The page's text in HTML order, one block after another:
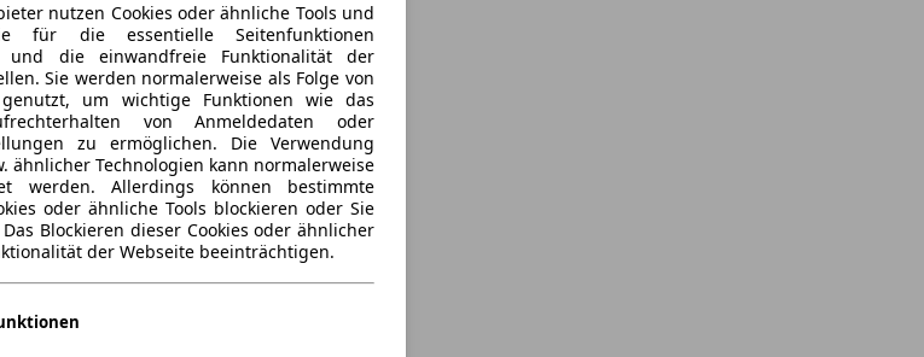
nutzen Cookies oder ähnliche Tools und
für die essentielle Seitenfunktionen
und die einwandfreie Funktionalität der
Sie werden normalerweise als Folge von
genutzt, um wichtige Funktionen wie das
von Anmeldedaten oder
zu ermöglichen. Die Verwendung
ähnlicher Technologien kann normalerweise
werden. Allerdings können bestimmte
oder ähnliche Tools blockieren oder Sie
Blockieren dieser Cookies oder ähnlicher
der Webseite beeinträchtigen.